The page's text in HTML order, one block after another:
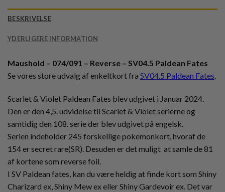
BESKRIVELSE
YDERLIGERE INFORMATION
Maushold – 074/091 – Reverse – SV04.5 Paldean Fates
Se vores store udvalg af enkeltkort fra SV04.5 Paldean Fates.
Scarlet & Violet Paldean Fates blev udgivet i Januar 2024.
Den er den 4,5. udvidelse til Scarlet & Violet serierne og
samtidig den 108. serie der blev udgivet på engelsk.
Serien indeholder 245 forskellige pokemonkort, hvoraf de
154 er secret rare(SR). Desuden er det muligt at samle de 81
af kortene som reverse foil.
I SV Paldean fates, kan du være heldig at finde kort som Shiny
Charizard ex, Shiny Mew ex eller Shiny Gardevoir ex. Det var